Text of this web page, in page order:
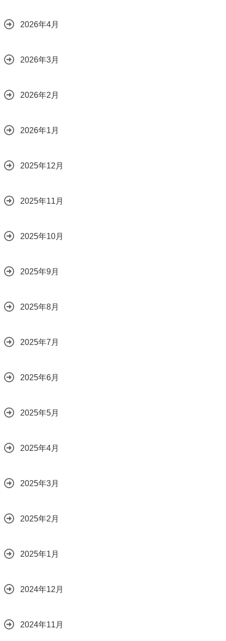
2026年4月
2026年3月
2026年2月
2026年1月
2025年12月
2025年11月
2025年10月
2025年9月
2025年8月
2025年7月
2025年6月
2025年5月
2025年4月
2025年3月
2025年2月
2025年1月
2024年12月
2024年11月